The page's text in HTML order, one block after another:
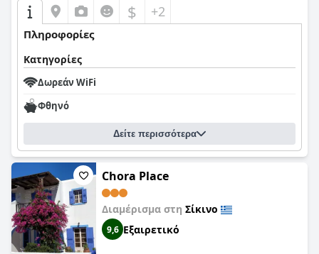
$ +2
Πληροφορίες
Κατηγορίες
Δωρεάν WiFi
Φθηνό
Δείτε περισσότερα
Chora Place
Διαμέρισμα στη Σίκινο
9,6 Εξαιρετικό